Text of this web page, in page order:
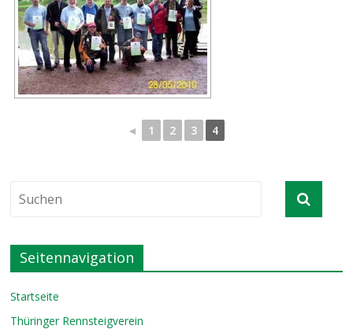
◄ 1 2 3 4
Seitennavigation
Startseite
Thüringer Rennsteigverein